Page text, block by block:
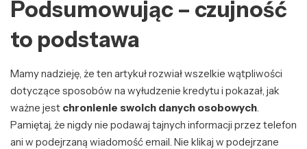
Podsumowując – czujność
to podstawa
Mamy nadzieję, że ten artykuł rozwiał wszelkie wątpliwości
dotyczące sposobów na wyłudzenie kredytu i pokazał, jak
ważne jest chronienie swoich danych osobowych.
Pamiętaj, że nigdy nie podawaj tajnych informacji przez telefon
ani w podejrzaną wiadomość email. Nie klikaj w podejrzane